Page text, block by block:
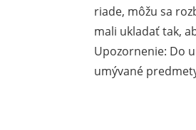
riade, môžu sa
mali ukladať tak,
Upozornenie: Do
umývané